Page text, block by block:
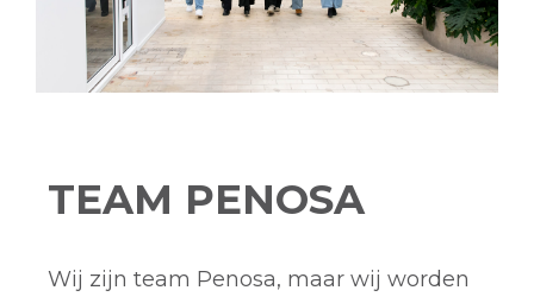
TEAM PENOSA
Wij zijn team Penosa, maar wij worden